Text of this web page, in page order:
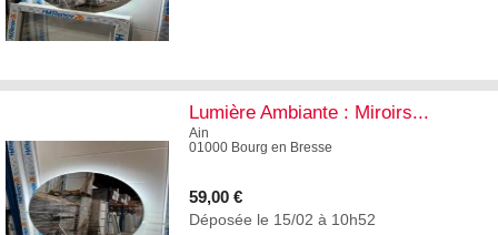
Lumière Ambiante : Miroirs...
Ain
01000 Bourg en Bresse
59,00 €
Déposée le 15/02 à 10h52